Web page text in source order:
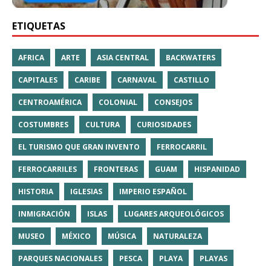
ETIQUETAS
AFRICA ARTE ASIA CENTRAL BACKWATERS
CAPITALES CARIBE CARNAVAL CASTILLO
CENTROAMÉRICA COLONIAL CONSEJOS
COSTUMBRES CULTURA CURIOSIDADES
EL TURISMO QUE GRAN INVENTO FERROCARRIL
FERROCARRILES FRONTERAS GUAM HISPANIDAD
HISTORIA IGLESIAS IMPERIO ESPAÑOL
INMIGRACIÓN ISLAS LUGARES ARQUEOLÓGICOS
MUSEO MÉXICO MÚSICA NATURALEZA
PARQUES NACIONALES PESCA PLAYA PLAYAS